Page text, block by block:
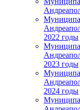
2022 годы
2023 годы
2024 годы